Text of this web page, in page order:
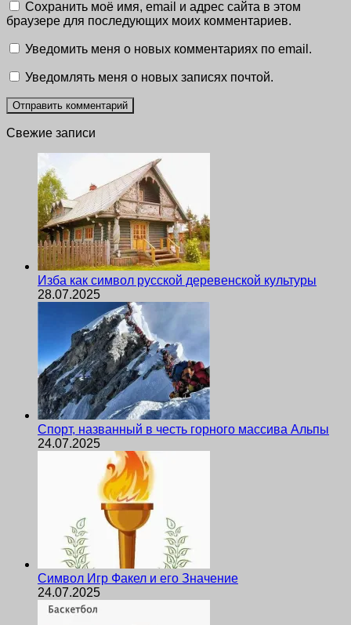
Сохранить моё имя, email и адрес сайта в этом
браузере для последующих моих комментариев.
Уведомить меня о новых комментариях по email.
Уведомлять меня о новых записях почтой.
Свежие записи
Изба как символ русской деревенской культуры
28.07.2025
Спорт, названный в честь горного массива Альпы
24.07.2025
Символ Игр Факел и его Значение
24.07.2025